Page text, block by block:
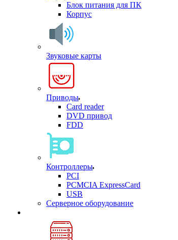
Блок питания для ПК
Корпус
Звуковые карты
Приводы
Card reader
DVD привод
FDD
Контроллеры
PCI
PCMCIA ExpressCard
USB
Cерверное оборудование